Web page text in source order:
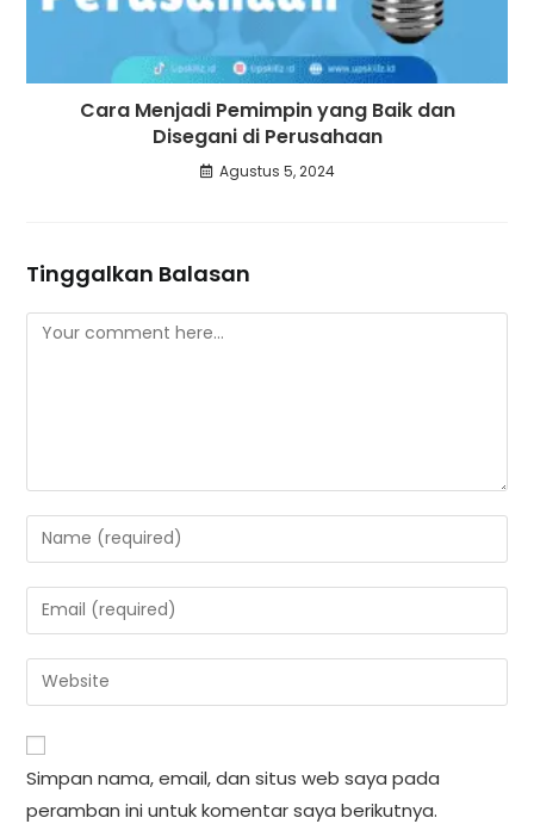
Cara Menjadi Pemimpin yang Baik dan
Disegani di Perusahaan
Agustus 5, 2024
Tinggalkan Balasan
Comment
Enter
your
name
or
to
comment
Enter
your
email
address
comment
Enter
your
website
URL
(optional)
Simpan nama, email, dan situs web saya pada
peramban ini untuk komentar saya berikutnya.